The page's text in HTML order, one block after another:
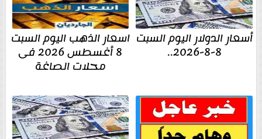
أسعار الدولار اليوم السبت
8-8-2026..
اسعار الذهب اليوم السبت
8 أغسطس 2026 فى
محلات الصاغة